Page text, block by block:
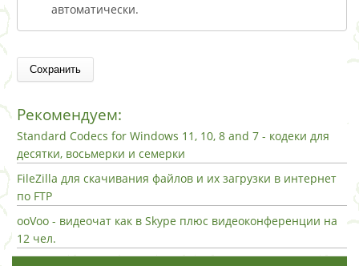
автоматически.
Рекомендуем:
Standard Codecs for Windows 11, 10, 8 and 7 - кодеки для
десятки, восьмерки и семерки
FileZilla для скачивания файлов и их загрузки в интернет
по FTP
ooVoo - видеочат как в Skype плюс видеоконференции на
12 чел.